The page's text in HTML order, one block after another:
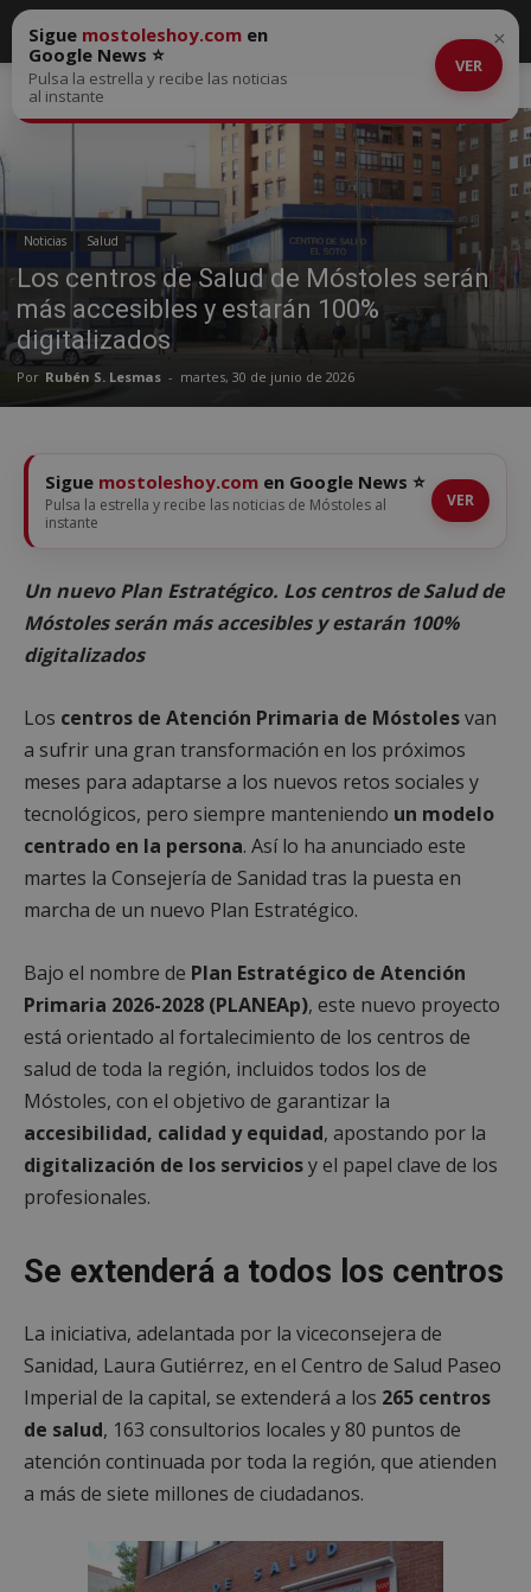
Inicio Noticias
Noticias Salud
Los centros de Salud de Móstoles serán
más accesibles y estarán 100%
digitalizados
Por Rubén S. Lesmas - martes, 30 de junio de 2026
Sigue mostoleshoy.com en
Google News ⭐
Pulsa la estrella y recibe las noticias
al instante
VER
×
Sigue mostoleshoy.com en Google News ⭐
Pulsa la estrella y recibe las noticias de Móstoles al
instante
VER
Un nuevo Plan Estratégico. Los centros de Salud de
Móstoles serán más accesibles y estarán 100%
digitalizados
Los centros de Atención Primaria de Móstolesvan
a sufrir una gran transformación en los próximos
meses para adaptarse a los nuevos retos sociales y
tecnológicos, pero siempre manteniendo un modelo
centrado en la persona. Así lo ha anunciado este
martes la Consejería de Sanidad tras la puesta en
marcha de un nuevo Plan Estratégico.
Bajo el nombre de Plan Estratégico de Atención
Primaria 2026-2028 (PLANEAp), este nuevo proyecto
está orientado al fortalecimiento de los centros de
salud de toda la región, incluidos todos los de
Móstoles, con el objetivo de garantizar la
accesibilidad, calidad y equidad, apostando por la
digitalización de los serviciosy el papel clave de los
profesionales.
Se extenderá a todos los centros
La iniciativa, adelantada por la viceconsejera de
Sanidad, Laura Gutiérrez, en el Centro de Salud Paseo
Imperial de la capital, se extenderá a los 265 centros
de salud, 163 consultorios locales y 80 puntos de
atención continuada por toda la región, que atienden
a más de siete millones de ciudadanos.